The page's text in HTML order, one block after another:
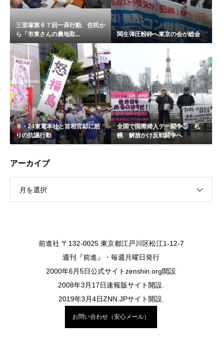
三里塚第６７回一斉行動、住民か
ら「市東さんの農地取...
関生弾圧粉砕へ東京の会が総会
８・24東電本社と首相官邸に怒
りの抗議行動
全国で国際婦人デー闘争⑤ 札
幌 解放かけ反戦闘争へ
アーカイブ
月を選択
前進社 〒132-0025 東京都江戸川区松江1-12-7
週刊『前進』・毎週月曜日発行
2000年6月5日公式サイトzenshin.org開設
2008年3月17日速報版サイト開設.
2019年3月4日ZNN.JPサイト開設.
お問い合わせ（安心メール）